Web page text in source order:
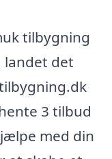
tilbygning
landet det
3 tilbud
med din